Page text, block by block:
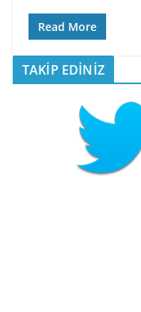
Read More
TAKİP EDİNİZ